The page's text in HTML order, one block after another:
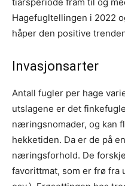
Hagefugltellingen i 2022
håper den positive
Invasjonsarter
Antall fugler per hage
utslagene er det
næringsnomader, og kan
hekketiden. Da er de på
næringsforhold. De
favorittmat, som er frø fra